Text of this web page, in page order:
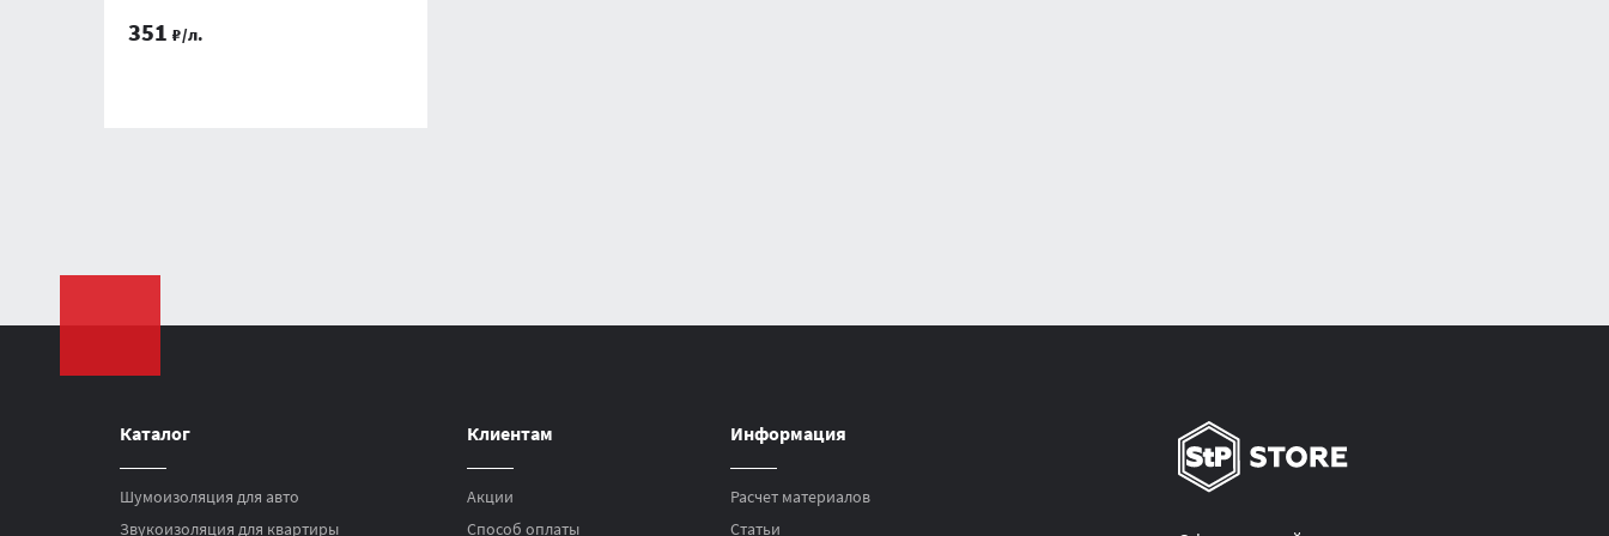
351 ₽/л.
Каталог
Шумоизоляция для авто
Звукоизоляция для квартиры
Клиентам
Акции
Способ оплаты
Информация
Расчет материалов
Статьи